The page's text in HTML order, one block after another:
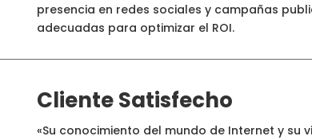
presencia en redes sociales y campañas
adecuadas para optimizar el ROI.
Cliente Satisfecho
«Su conocimiento del mundo de Internet y su